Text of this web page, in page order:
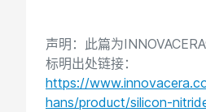
声明：此篇为
标明出处链接：
https://
hans/product/silicon-